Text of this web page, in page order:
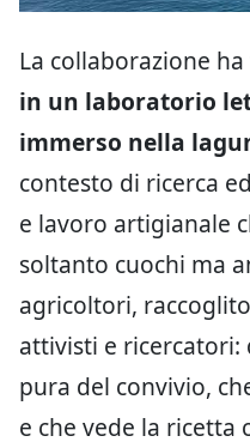
La collaborazione
in un laboratorio
immerso nella
contesto di ricerca
e lavoro artigianale
soltanto cuochi ma
agricoltori,
attivisti e ricercatori:
pura del convivio,
e che vede la ricetta